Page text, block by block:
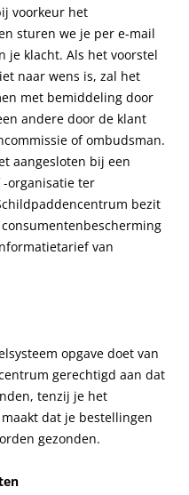
voorkeur het
sturen we je per e-mail
je klacht. Als het voorstel
naar wens is, zal het
met bemiddeling door
andere door de klant
of ombudsman.
aangesloten bij een
organisatie ter
bezit
van
opgave doet van
gerechtigd aan dat
tenzij je het
dat je bestellingen
gezonden.